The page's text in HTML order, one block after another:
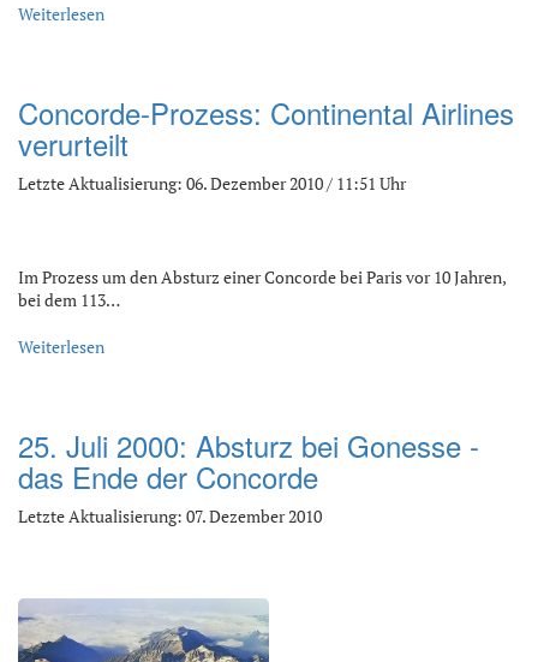
Weiterlesen
Concorde-Prozess: Continental Airlines
verurteilt
Letzte Aktualisierung: 06. Dezember 2010 / 11:51 Uhr
Im Prozess um den Absturz einer Concorde bei Paris vor 10 Jahren,
bei dem 113…
Weiterlesen
25. Juli 2000: Absturz bei Gonesse -
das Ende der Concorde
Letzte Aktualisierung: 07. Dezember 2010